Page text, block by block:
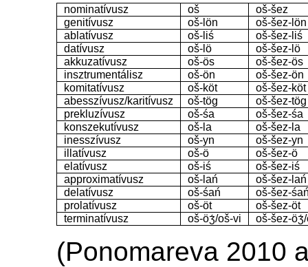
nominatívusz oš
oš-šez
genitívusz
oš-lön
oš-šez-lön
ablatívusz
oš-liś
oš-šez-liś
datívusz
oš-lö
oš-šez-lö
akkuzatívusz
oš-ös
oš-šez-ös
insztrumentálisz
oš-ön
oš-šez-ön
komitatívusz
oš-köt
oš-šez-köt
abesszívusz/karitívusz
oš-tög
oš-šez-tög
prekluzívusz
oš-śa
oš-šez-śa
konszekutívusz
oš-la
oš-šez-la
inesszívusz
oš-yn
oš-šez-yn
illatívusz
oš-ö
oš-šez-ö
elatívusz
oš-iś
oš-šez-iś
approximatívusz
oš-lań
oš-šez-lań
delatívusz
oš-śań
oš-šez-
prolatívusz
oš-öt
oš-šez-öt
terminatívusz
oš-öʒ́/oš-vi oš-šez-
(Ponomareva 2010